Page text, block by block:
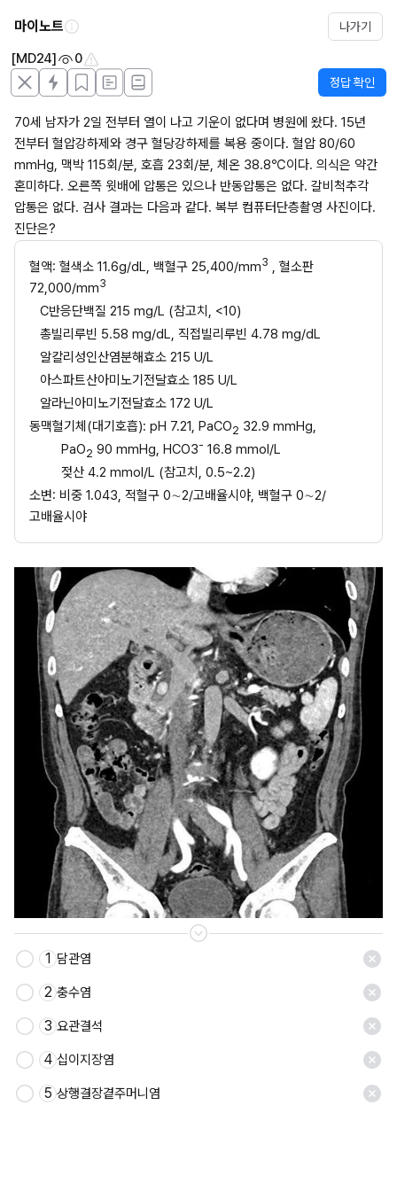
마이노트 나가기
[MD24] 0
정답 확인
70세 남자가 2일 전부터 열이 나고 기운이 없다며 병원에 왔다. 15년
전부터 혈압강하제와 경구 혈당강하제를 복용 중이다. 혈압 80/60
mmHg, 맥박 115회/분, 호흡 23회/분, 체온 38.8℃이다. 의식은 약간
혼미하다. 오른쪽 윗배에 압통은 있으나 반동압통은 없다. 갈비척추각
압통은 없다. 검사 결과는 다음과 같다. 복부 컴퓨터단층촬영 사진이다.
진단은?
혈액: 혈색소 11.6g/dL, 백혈구 25,400/mm3 , 혈소판
72,000/mm3
C반응단백질 215 mg/L (참고치, <10)
총빌리루빈 5.58 mg/dL, 직접빌리루빈 4.78 mg/dL
알칼리성인산염분해효소 215 U/L
아스파트산아미노기전달효소 185 U/L
알라닌아미노기전달효소 172 U/L
동맥혈기체(대기호흡): pH 7.21, PaCO2 32.9 mmHg,
PaO2 90 mmHg, HCO3- 16.8 mmol/L
젖산 4.2 mmol/L (참고치, 0.5~2.2)
소변: 비중 1.043, 적혈구 0∼2/고배율시야, 백혈구 0∼2/
고배율시야
저장
1 담관염
2 충수염
3 요관결석
4 십이지장염
5 상행결장곁주머니염